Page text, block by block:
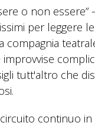
o non
per leggere
compagnia
tutt'altro che
continuo